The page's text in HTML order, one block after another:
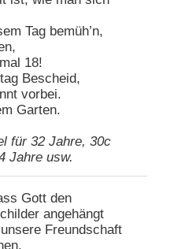
Tag bemüh’n,
18!
Bescheid,
vorbei.
Garten.
für 32 Jahre, 30c
Jahre usw.
Gott den
angehängt
Freundschaft